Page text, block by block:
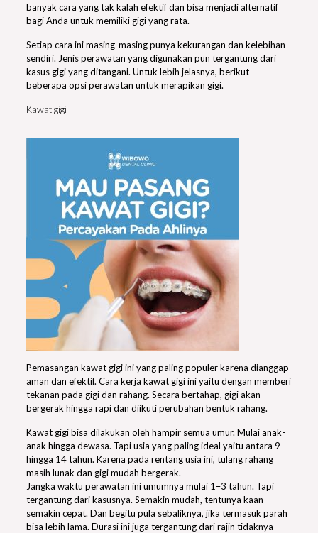
banyak cara yang tak kalah efektif dan bisa menjadi alternatif
bagi Anda untuk memiliki gigi yang rata.
Setiap cara ini masing-masing punya kekurangan dan kelebihan
sendiri. Jenis perawatan yang digunakan pun tergantung dari
kasus gigi yang ditangani. Untuk lebih jelasnya, berikut
beberapa opsi perawatan untuk merapikan gigi.
Kawat gigi
Pemasangan kawat gigi ini yang paling populer karena dianggap
aman dan efektif. Cara kerja kawat gigi ini yaitu dengan memberi
tekanan pada gigi dan rahang. Secara bertahap, gigi akan
bergerak hingga rapi dan diikuti perubahan bentuk rahang.
Kawat gigi bisa dilakukan oleh hampir semua umur. Mulai anak-
anak hingga dewasa. Tapi usia yang paling ideal yaitu antara 9
hingga 14 tahun. Karena pada rentang usia ini, tulang rahang
masih lunak dan gigi mudah bergerak.
Jangka waktu perawatan ini umumnya mulai 1–3 tahun. Tapi
tergantung dari kasusnya. Semakin mudah, tentunya kaan
semakin cepat. Dan begitu pula sebaliknya, jika termasuk parah
bisa lebih lama. Durasi ini juga tergantung dari rajin tidaknya